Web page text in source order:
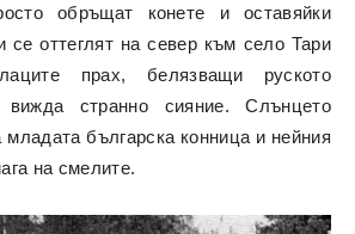
обръщат конете и оставяйки
се оттеглят на север към село Тари
прах, белязващи руското
вижда странно сияние. Слънцето
българска конница и нейния
на смелите.